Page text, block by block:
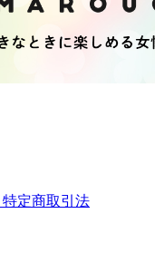
特定商取引法